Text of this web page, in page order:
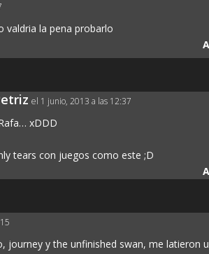
valdria la pena probarlo
el 1 junio, 2013 a las 12:37
xDDD
tears con juegos como este ;D
journey y the unfinished swan, me latieron